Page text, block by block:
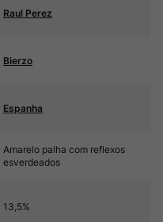
Raul Perez
Bierzo
Espanha
Amarelo palha com reflexos
esverdeados
13,5%